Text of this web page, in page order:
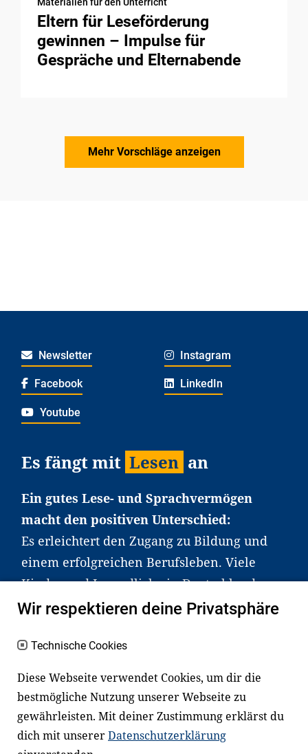
Eltern für Leseförderung
gewinnen – Impulse für
Gespräche und Elternabende
Mehr Vorschläge anzeigen
Newsletter Instagram
Facebook LinkedIn
Youtube
Es fängt mit Lesen an
Ein gutes Lese- und Sprachvermögen
macht den positiven Unterschied:
Es erleichtert den Zugang zu Bildung und
einem erfolgreichen Berufsleben. Viele
Kinder und Jugendliche in Deutschland
haben aber große Schwierigkeiten dabei.
an Familien sowie an Erzieher*innen,
Fachexpert*innen. Dafür arbeiten wir eng
mit Ministerien, wissenschaftlichen
Einrichtungen, Verbänden, Unternehmen
Wir respektieren deine Privatsphäre
Technische Cookies
Diese Webseite verwendet Cookies, um dir die
bestmögliche Nutzung unserer Webseite zu
gewährleisten. Mit deiner Zustimmung erklärst du
dich mit unsererDatenschutzerklärung